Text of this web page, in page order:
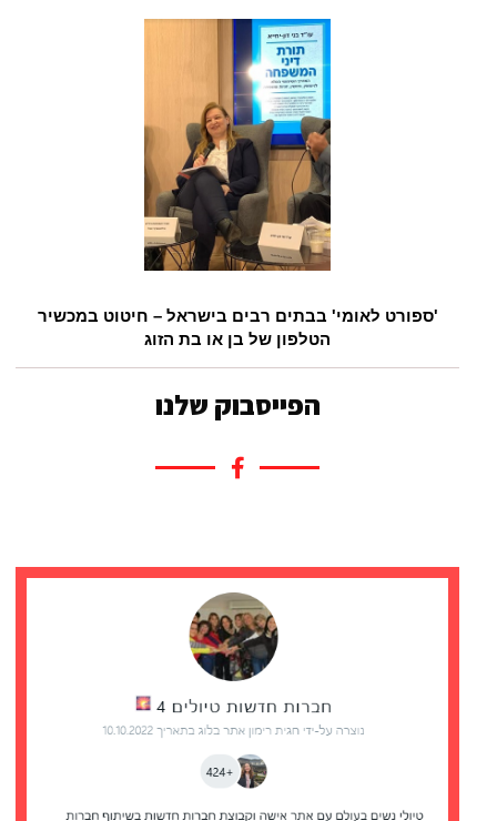
'ספורט לאומי' בבתים רבים בישראל – חיטוט במכשיר
הטלפון של בן או בת הזוג
הפייסבוק שלנו